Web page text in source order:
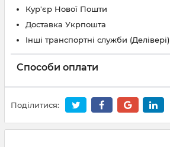
Кур'єр Нової Пошти
Доставка Укрпошта
Інші транспортні служби (Делівері)
Способи оплати
Поділитися: